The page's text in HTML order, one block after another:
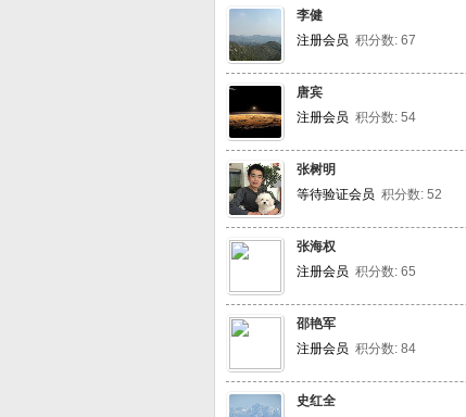
李健
注册会员 积分数: 67
唐宾
注册会员 积分数: 54
张树明
等待验证会员 积分数: 52
张海权
注册会员 积分数: 65
邵艳军
注册会员 积分数: 84
史红全